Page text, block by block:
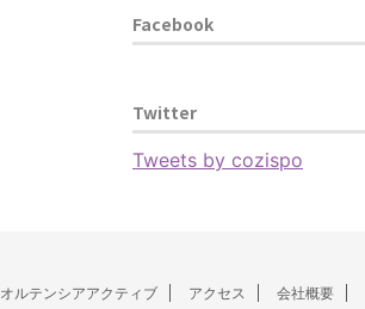
Facebook
Twitter
Tweets by cozispo
オルテンシアアクティブ アクセス 会社概要